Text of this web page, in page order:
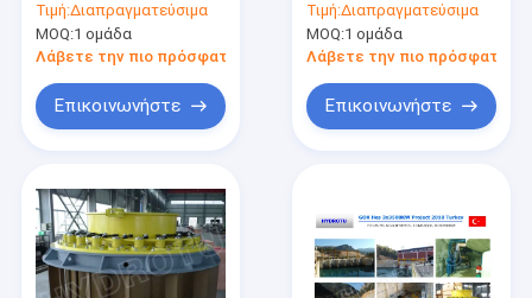
Προϊόντα
Περίπου εμείς
Τιμή:Διαπραγματεύσιμα
MOQ:1 ομάδα
Λάβετε την πιο πρόσφατη τιμή
Επικοινωνήστε
τη γεννήτρια και τον
κυβερνήτη
ταχύτητας
Τιμή:Διαπραγματεύσιμα
MOQ:1 ομάδα
Λάβετε την πιο πρόσφατη
Επικοινωνήστε